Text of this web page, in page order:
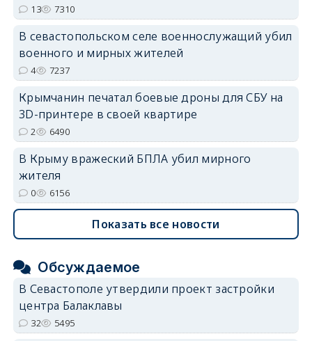
13 7310
В севастопольском селе военнослужащий убил
военного и мирных жителей
4 7237
Крымчанин печатал боевые дроны для СБУ на
3D-принтере в своей квартире
2 6490
В Крыму вражеский БПЛА убил мирного
жителя
0 6156
Показать все новости
Обсуждаемое
В Севастополе утвердили проект застройки
центра Балаклавы
32 5495